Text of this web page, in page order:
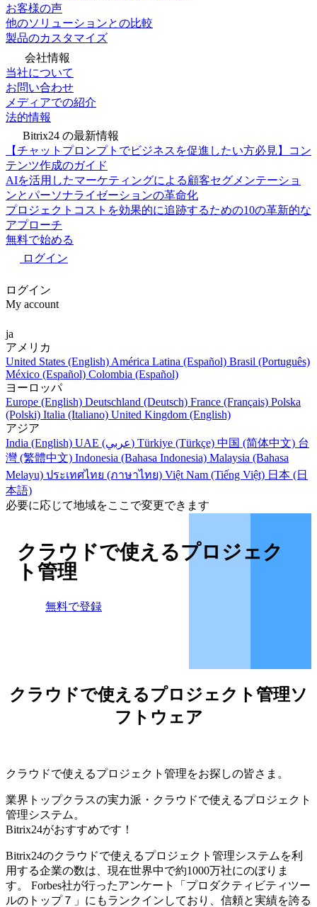
お客様の声
他のソリューションとの比較
製品のカスタマイズ
会社情報
当社について
お問い合わせ
メディアでの紹介
法的情報
Bitrix24 の最新情報
【チャットプロンプトでビジネスを促進したい方必見】コン
テンツ作成のガイド
AIを活用したマーケティングによる顧客セグメンテーショ
ンとパーソナライゼーションの革命化
プロジェクトコストを効果的に追跡するための10の革新的な
アプローチ
無料で始める
ログイン
ログイン
My account
ja
アメリカ
United States (English) América Latina (Español) Brasil (Português)
México (Español) Colombia (Español)
ヨーロッパ
Europe (English) Deutschland (Deutsch) France (Français) Polska
(Polski) Italia (Italiano) United Kingdom (English)
アジア
India (English)
UAE (عربي) Türkiye (Türkçe) 中国 (简体中文) 台
灣 (繁體中文) Indonesia (Bahasa Indonesia) Malaysia (Bahasa
Melayu) ประเทศไทย (ภาษาไทย) Việt Nam (Tiếng Việt) 日本 (日
本語)
必要に応じて地域をここで変更できます
クラウドで使えるプロジェク
ト管理
無料で登録
クラウドで使えるプロジェクト管理ソ
フトウェア
クラウドで使えるプロジェクト管理をお探しの皆さま。
業界トップクラスの実力派・クラウドで使えるプロジェクト
管理システム。
Bitrix24がおすすめです！
Bitrix24のクラウドで使えるプロジェクト管理システムを利
用する企業の数は、現在世界中で約1000万社にのぼりま
す。 Forbes社が行ったアンケート「プロダクティビティツー
ルのトップ７」にもランクインしており、信頼と実績を誇る